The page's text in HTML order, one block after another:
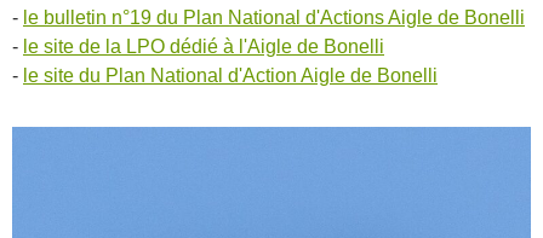
- le bulletin n°19 du Plan National d'Actions Aigle de Bonelli
- le site de la LPO dédié à l'Aigle de Bonelli
- le site du Plan National d'Action Aigle de Bonelli